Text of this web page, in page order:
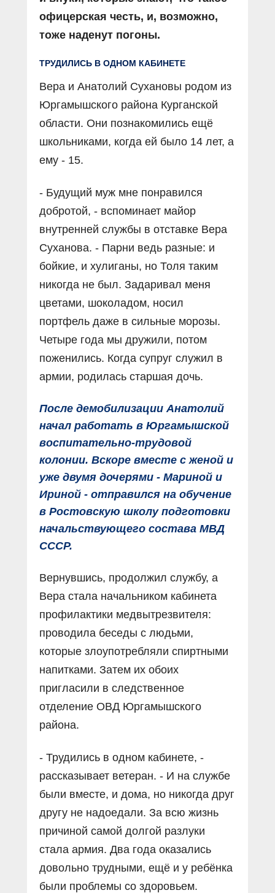
офицерская честь, и, возможно,
тоже наденут погоны.
ТРУДИЛИСЬ В ОДНОМ КАБИНЕТЕ
Вера и Анатолий Сухановы родом из
Юргамышского района Курганской
области. Они познакомились ещё
школьниками, когда ей было 14 лет, а
ему - 15.
- Будущий муж мне понравился
добротой, - вспоминает майор
внутренней службы в отставке Вера
Суханова. - Парни ведь разные: и
бойкие, и хулиганы, но Толя таким
никогда не был. Задаривал меня
цветами, шоколадом, носил
портфель даже в сильные морозы.
Четыре года мы дружили, потом
поженились. Когда супруг служил в
армии, родилась старшая дочь.
После демобилизации Анатолий
начал работать в Юргамышской
воспитательно-трудовой
колонии. Вскоре вместе с женой и
уже двумя дочерями - Мариной и
Ириной - отправился на обучение
в Ростовскую школу подготовки
начальствующего состава МВД
СССР.
Вернувшись, продолжил службу, а
Вера стала начальником кабинета
профилактики медвытрезвителя:
проводила беседы с людьми,
которые злоупотребляли спиртными
напитками. Затем их обоих
пригласили в следственное
отделение ОВД Юргамышского
района.
- Трудились в одном кабинете, -
рассказывает ветеран. - И на службе
были вместе, и дома, но никогда друг
другу не надоедали. За всю жизнь
причиной самой долгой разлуки
стала армия. Два года оказались
довольно трудными, ещё и у ребёнка
были проблемы со здоровьем.